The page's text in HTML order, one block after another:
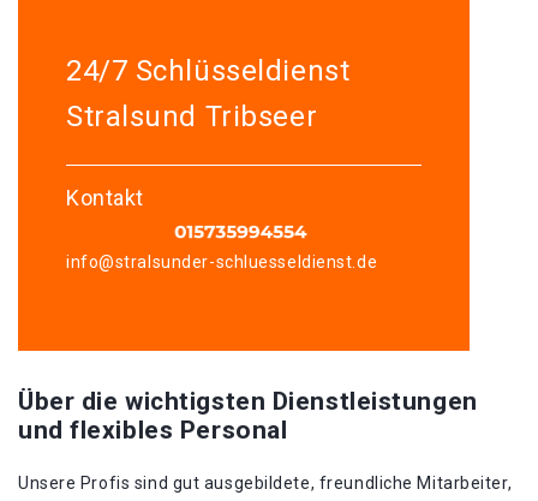
24/7 Schlüsseldienst
Stralsund Tribseer
Kontakt
info@stralsunder-schluesseldienst.de
Über die wichtigsten Dienstleistungen
und flexibles Personal
Unsere Profis sind gut ausgebildete, freundliche Mitarbeiter,